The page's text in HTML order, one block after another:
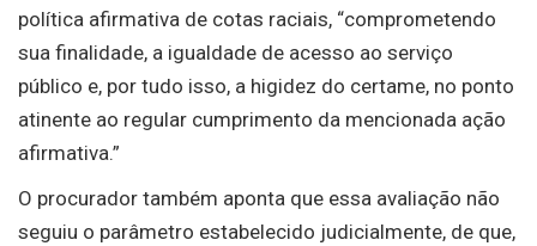
política afirmativa de cotas raciais, “comprometendo
sua finalidade, a igualdade de acesso ao serviço
público e, por tudo isso, a higidez do certame, no ponto
atinente ao regular cumprimento da mencionada ação
afirmativa.”
O procurador também aponta que essa avaliação não
seguiu o parâmetro estabelecido judicialmente, de que,